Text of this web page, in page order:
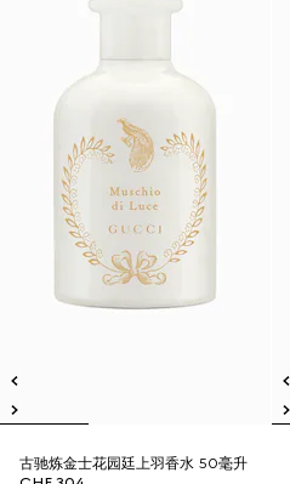
古驰炼金士花园廷上羽香水 50毫升